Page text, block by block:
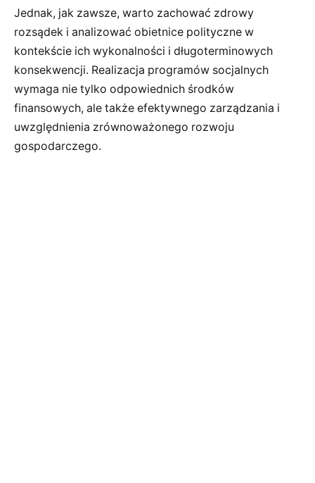
Jednak, jak zawsze, warto zachować zdrowy
rozsądek i analizować obietnice polityczne w
kontekście ich wykonalności i długoterminowych
konsekwencji. Realizacja programów socjalnych
wymaga nie tylko odpowiednich środków
finansowych, ale także efektywnego zarządzania i
uwzględnienia zrównoważonego rozwoju
gospodarczego.